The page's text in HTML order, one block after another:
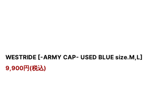
WESTRIDE [-ARMY CAP- USED BLUE size.M,L]
9,900円(税込)